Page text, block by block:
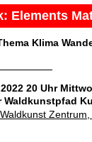
Festival
Wald Canopy
Elements
Klima
20 Uhr
Waldkunstpfad
Zentrum,